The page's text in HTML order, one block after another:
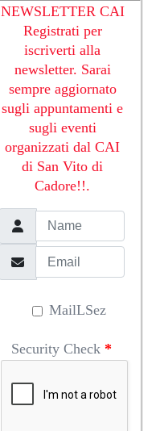
NEWSLETTER CAI
Registrati per
iscriverti alla
newsletter. Sarai
sempre aggiornato
sugli appuntamenti e
sugli eventi
organizzati dal CAI
di San Vito di
Cadore!!.
MailLSez
Security Check*